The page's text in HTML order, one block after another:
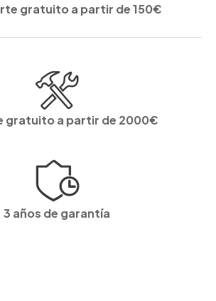
gratuito a partir de 150€
gratuito a partir de 2000€
3 años de garantía